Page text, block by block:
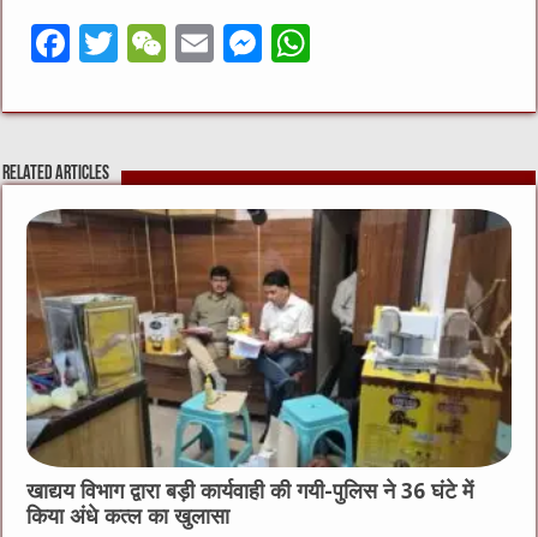
F
c
e
b
o
o
k
T
it
te
r
W
C
h
at
E
ai
l
M
ss
e
n
g
er
at
s
A
p
p
Related Articles
खाद्यय विभाग द्वारा बड़ी कार्यवाही की गयी-पुलिस ने 36 घंटे में
किया अंधे कत्ल का खुलासा